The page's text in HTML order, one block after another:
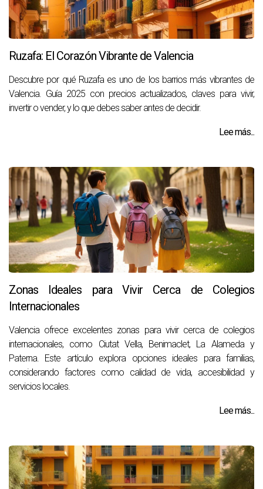
Ruzafa: El Corazón Vibrante de Valencia
Descubre por qué Ruzafa es uno de los barrios más vibrantes de
Valencia. Guía 2025 con precios actualizados, claves para vivir,
invertir o vender, y lo que debes saber antes de decidir.
Lee más...
Zonas Ideales para Vivir Cerca de Colegios
Internacionales
Valencia ofrece excelentes zonas para vivir cerca de colegios
internacionales, como Ciutat Vella, Benimaclet, La Alameda y
Paterna. Este artículo explora opciones ideales para familias,
considerando factores como calidad de vida, accesibilidad y
servicios locales.
Lee más...